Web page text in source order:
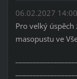
06.02.2027 14:00
Pro velký
masopustu ve